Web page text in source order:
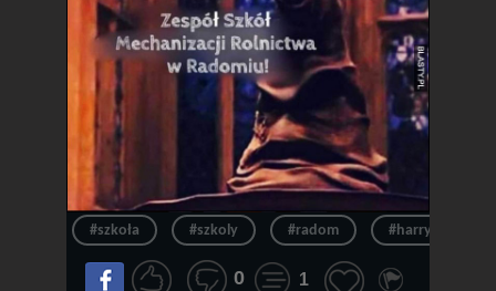
#szkoła #szkoly #radom #harry potter
0 1